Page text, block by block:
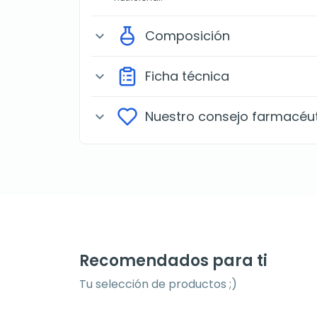
expand_more Composición
expand_more Ficha técnica
expand_more Nuestro consejo
Recomendados para ti
Tu selección de productos ;)